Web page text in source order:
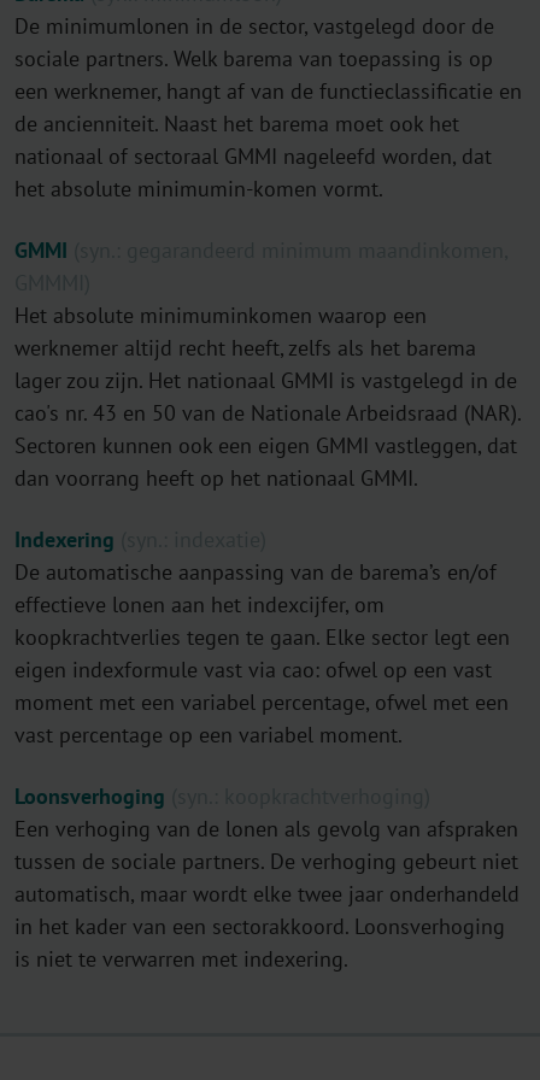
De minimumlonen in de sector, vastgelegd door de
sociale partners. Welk barema van toepassing is op
een werknemer, hangt af van de functieclassificatie en
de ancienniteit. Naast het barema moet ook het
nationaal of sectoraal GMMI nageleefd worden, dat
het absolute minimumin-komen vormt.
GMMI
Het absolute minimuminkomen waarop een
werknemer altijd recht heeft, zelfs als het barema
lager zou zijn. Het nationaal GMMI is vastgelegd in de
cao's nr. 43 en 50 van de Nationale Arbeidsraad (NAR).
Sectoren kunnen ook een eigen GMMI vastleggen, dat
dan voorrang heeft op het nationaal GMMI.
Indexering
De automatische aanpassing van de barema’s en/of
effectieve lonen aan het indexcijfer, om
koopkrachtverlies tegen te gaan. Elke sector legt een
eigen indexformule vast via cao: ofwel op een vast
moment met een variabel percentage, ofwel met een
vast percentage op een variabel moment.
Loonsverhoging
Een verhoging van de lonen als gevolg van afspraken
tussen de sociale partners. De verhoging gebeurt niet
automatisch, maar wordt elke twee jaar onderhandeld
in het kader van een sectorakkoord. Loonsverhoging
is niet te verwarren met indexering.